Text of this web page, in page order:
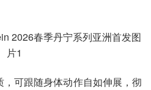
可跟随身体动作自如伸展，彻